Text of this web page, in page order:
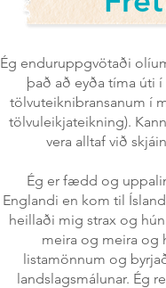
Ég enduruppgvötaði
það að eyða tíma úti
tölvuteiknibransanum í
tölvuleikjateikning).
vera alltaf við
Ég er fædd og
Englandi en kom til
heillaði mig strax og
meira og meira og
listamönnum og
landslagsmálunar. Ég